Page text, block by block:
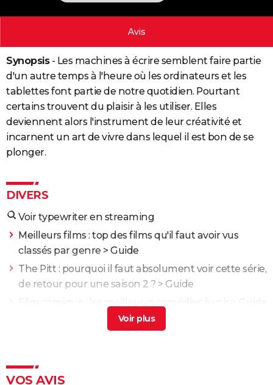
PHOTO
BONS PLANS
CARTE DE VOEUX
Carte de Noël
Carte Bonne année
Carte Saint-Valentin
Carte Pâques
Carte d'anniversaire
Dictionnaire
Biographies
Citations
Expressions
Proverbes
PROGRAMME TV
S'inscrire
Se connecter
Lycées
Collèges
Primaires
Universités
Entreprises
Service militaire
Avis de recherche
AVIS DE DÉCÈS
FORUM
Bricolage
Lifestyle
Culture
Sport
Auto
Television
Voyage
Cinema
Avis
Synopsis- Les machines à écrire semblent faire partie
d'un autre temps à l'heure où les ordinateurs et les
tablettes font partie de notre quotidien. Pourtant
certains trouvent du plaisir à les utiliser. Elles
deviennent alors l'instrument de leur créativité et
incarnent un art de vivre dans lequel il est bon de se
plonger.
DIVERS
Voir typewriter en streaming
Meilleurs films : top des films qu'il faut avoir vus
classés par genre > Guide
The Pitt : pourquoi il faut absolument voir cette série,
de retour pour une saison 2 ? > Guide
> Guide
The Bear : "il est temps que ça se termine", cet
Guide
VOS AVIS